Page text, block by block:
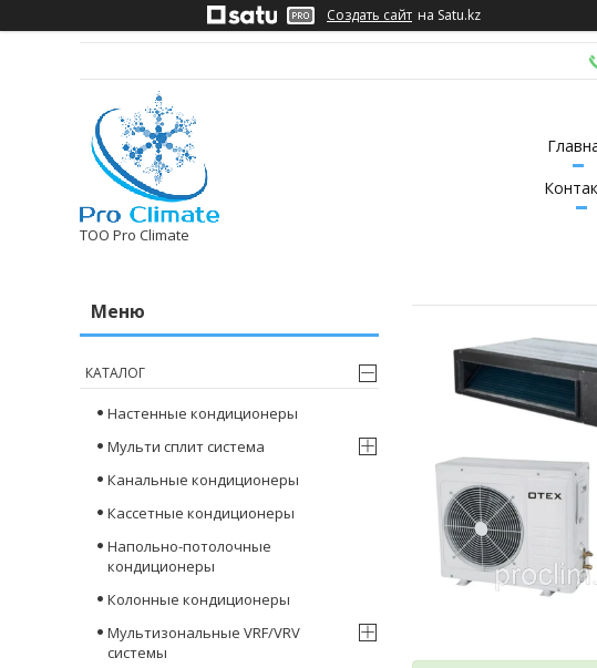
Создать сайт на Satu.kz
ТОО Pro Climate
КАТАЛОГ
Настенные кондиционеры
Мульти сплит система
Канальные кондиционеры
Кассетные кондиционеры
Напольно-потолочные
кондиционеры
Колонные кондиционеры
Мультизональные VRF/VRV
системы